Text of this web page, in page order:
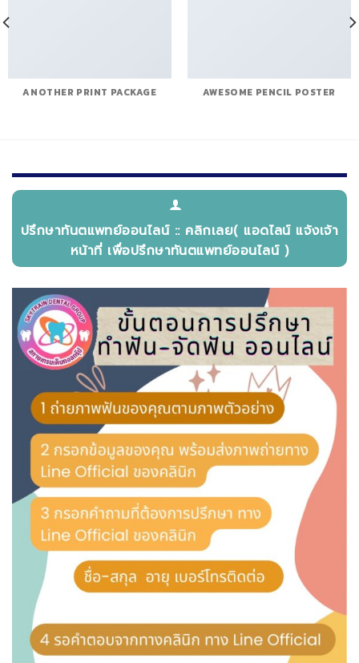
ANOTHER PRINT PACKAGE AWESOME PENCIL POSTER
ปรึกษาทันตแพทย์ออนไลน์ :: คลิกเลย( แอดไลน์ แจ้งเจ้า
หน้าที่ เพื่อปรึกษาทันตแพทย์ออนไลน์ )